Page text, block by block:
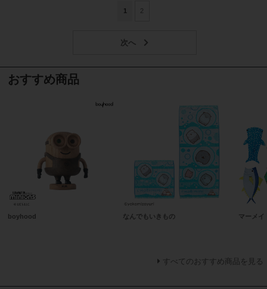
1 2
おすすめ商品
boyhood なんでもいきもの マーメイ
すべてのおすすめ商品を見る